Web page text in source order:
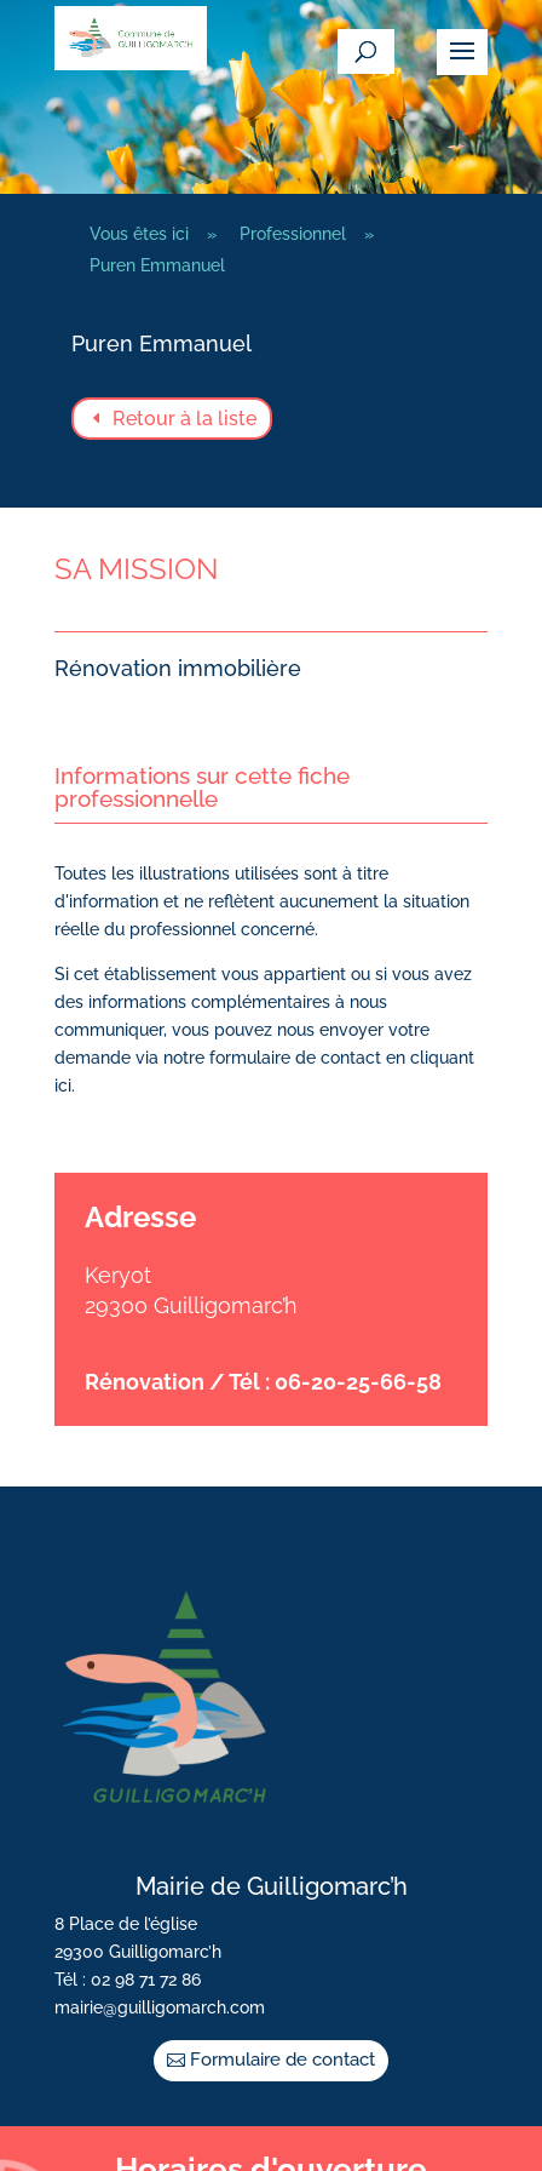
Vous êtes ici » Professionnel
»
Puren Emmanuel
Puren Emmanuel
Retour à la liste
SA MISSION
Rénovation immobilière
Informations sur cette fiche
professionnelle
Toutes les illustrations utilisées sont à titre
d'information et ne reflètent aucunement la situation
réelle du professionnel concerné.
Si cet établissement vous appartient ou si vous avez
des informations complémentaires à nous
communiquer, vous pouvez nous envoyer votre
demande via notre formulaire de contact en cliquant
ici.
Adresse
Keryot
29300 Guilligomarc’h
Rénovation / Tél : 06-20-25-66-58
Mairie de Guilligomarc’h
8 Place de l’église
29300 Guilligomarc’h
Tél : 02 98 71 72 86
mairie@guilligomarch.com
Formulaire de contact